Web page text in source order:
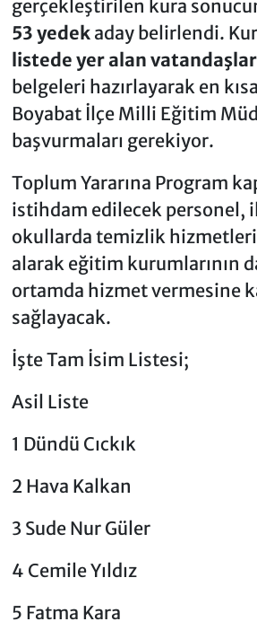
gerçekleştirilen kura
53 yedekaday belirlendi.
listede yer alan
belgeleri hazırlayarak en
Boyabat İlçe Milli Eğitim
başvurmaları gerekiyor.
Toplum Yararına Program
istihdam edilecek personel,
okullarda temizlik
alarak eğitim kurumlarının
ortamda hizmet vermesine
sağlayacak.
İşte Tam İsim Listesi;
Asil Liste
1 Dündü Cıckık
2 Hava Kalkan
3 Sude Nur Güler
4 Cemile Yıldız
5 Fatma Kara